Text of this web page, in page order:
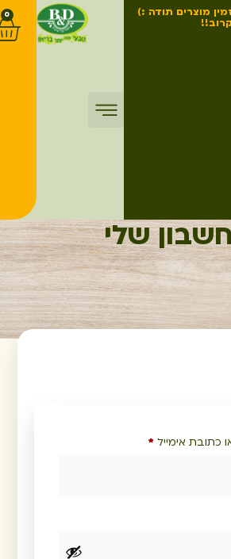
מוצרים תודה :)
0
שלי
אימייל *